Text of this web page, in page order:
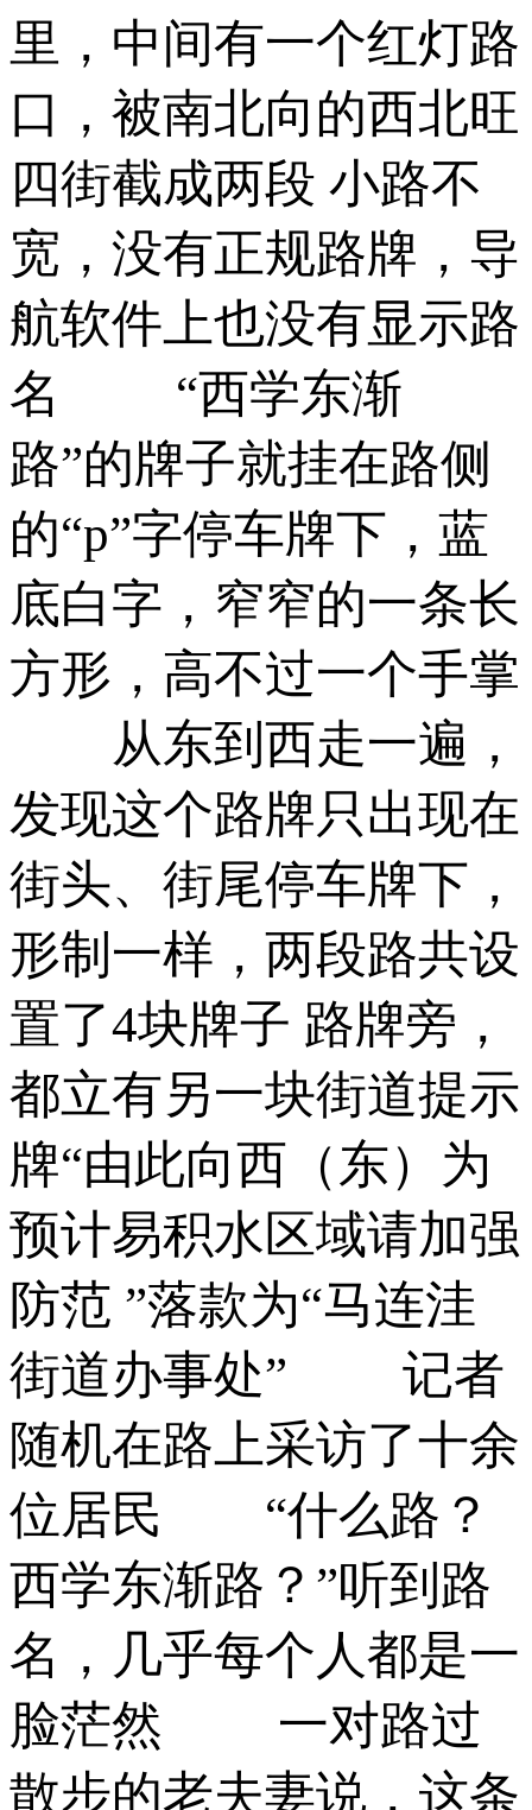
里，中间有一个红灯路
口，被南北向的西北旺
四街截成两段 小路不
宽，没有正规路牌，导
航软件上也没有显示路
名 ­ “西学东渐
路”的牌子就挂在路侧
的“p”字停车牌下，蓝
底白字，窄窄的一条长
方形，高不过一个手掌
­ 从东到西走一遍，
发现这个路牌只出现在
街头、街尾停车牌下，
形制一样，两段路共设
置了4块牌子 路牌旁，
都立有另一块街道提示
牌“由此向西（东）为
预计易积水区域请加强
防范 ”落款为“马连洼
街道办事处” ­ 记者
随机在路上采访了十余
位居民­ “什么路？
西学东渐路？”听到路
名，几乎每个人都是一
脸茫然 ­ 一对路过
散步的老夫妻说，这条